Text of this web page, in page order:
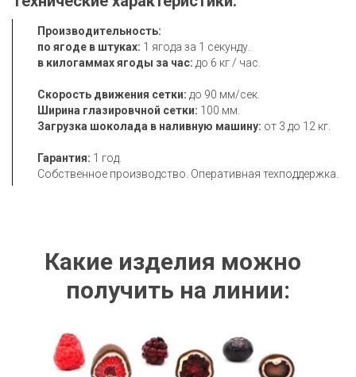
Производительность:
по ягоде в штуках:
в килогаммах ягоды за час:
Скорость движения сетки: до 90 мм/сек.
Ширина глазировчной сетки:
Загрузка шоколада в наливную машину: от 3 до 12 кг.
Гарантия: 1 год.
Собственное производство. Оперативная техподдержка.
Какие изделия можно
получить на линии: